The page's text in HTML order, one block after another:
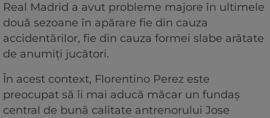
Real Madrid a avut probleme majore în ultimele
două sezoane în apărare fie din cauza
accidentărilor, fie din cauza formei slabe arătate
de anumiți jucători.
În acest context, Florentino Perez este
preocupat să îi mai aducă măcar un fundaș
central de bună calitate antrenorului Jose